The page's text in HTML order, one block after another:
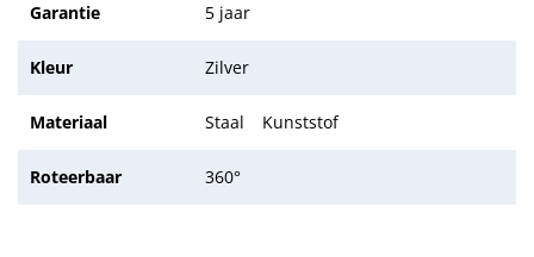
Garantie 5 jaar
Kleur Zilver
Materiaal Staal Kunststof
Roteerbaar 360°